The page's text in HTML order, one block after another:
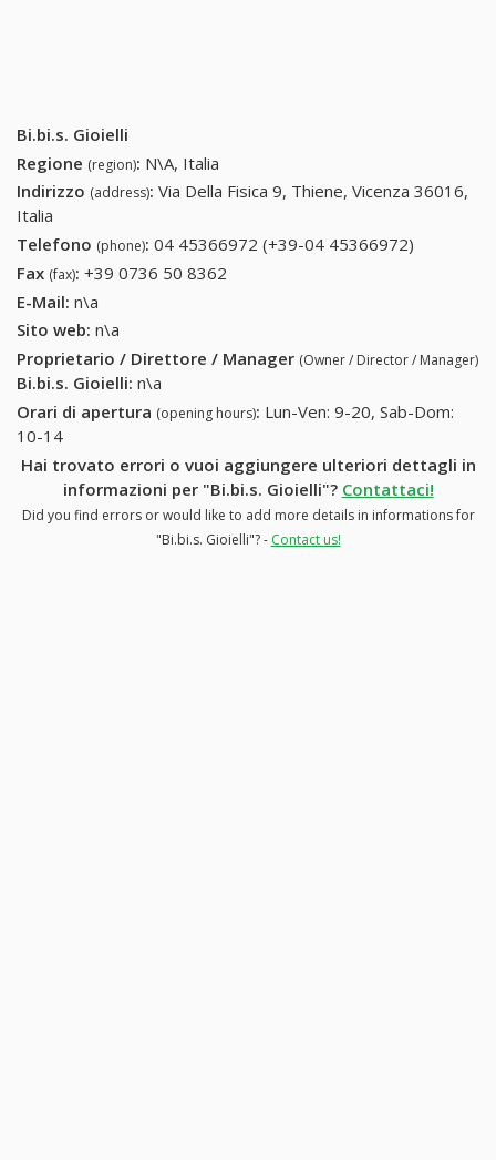
Bi.bi.s. Gioielli
Regione (region): N\A, Italia
Indirizzo (address): Via Della Fisica 9, Thiene, Vicenza 36016,
Italia
Telefono (phone): 04 45366972 (+39-04 45366972)
Fax (fax): +39 0736 50 8362
E-Mail: n\a
Sito web: n\a
Proprietario / Direttore / Manager (Owner / Director / Manager)
Bi.bi.s. Gioielli: n\a
Orari di apertura (opening hours): Lun-Ven: 9-20, Sab-Dom:
10-14
Hai trovato errori o vuoi aggiungere ulteriori dettagli in
informazioni per "Bi.bi.s. Gioielli"? Contattaci!
Did you find errors or would like to add more details in informations for
"Bi.bi.s. Gioielli"? - Contact us!